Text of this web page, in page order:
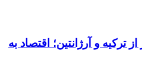
از ترکیه و آرژانتین؛ اقتصاد به